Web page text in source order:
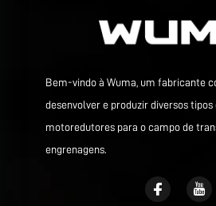
Bem-vindo à Wuma, um fabricante
desenvolver e produzir diversos
motoredutores para o campo de
engrenagens.